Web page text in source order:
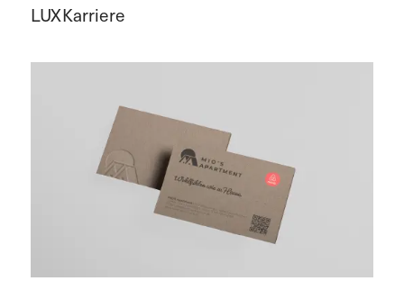
LUXKarriere